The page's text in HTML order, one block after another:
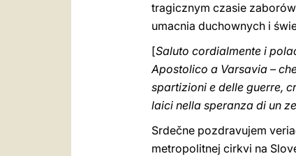
tragicznym czasie
umacnia duchownych i
[Saluto cordialmente i
Apostolico a Varsavia –
spartizioni e delle guerre,
laici nella speranza di un
Srdečne pozdravujem
metropolitnej cirkvi na